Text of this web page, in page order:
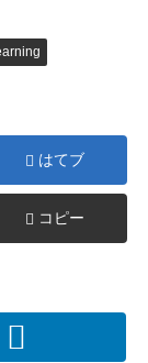
はてブ
コピー